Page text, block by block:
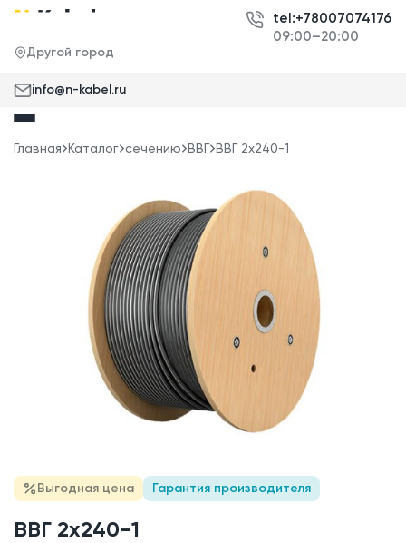
Другой город
tel:+78007074176
09:00–20:00
info@n-kabel.ru
Главная Каталог сечению ВВГ ВВГ 2x240-1
Выгодная цена Гарантия производителя
ВВГ 2x240-1